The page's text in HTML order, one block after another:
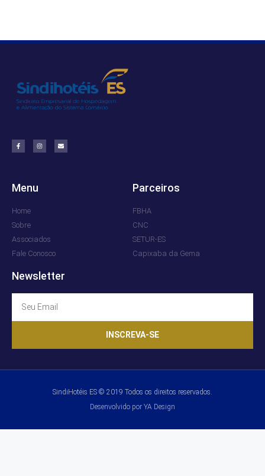
Menu
Home
Sobre
Associados
Fale Conosco
Parceiros
FBHA
CNC
SETUR-ES
Capixaba da Gema
Newsletter
INSCREVA-SE
SindiHotéis ES © 2019 Todos os direitos reservados.
Desenvolvido por YA Design